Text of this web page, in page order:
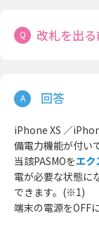
改札を出る
iPhone XS ／
備電力機能が付い
当該PASMOをエク
電が必要な状態に
できます。(※1)
端末の電源をOFF